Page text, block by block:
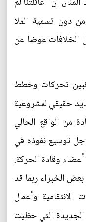
دون تسمية الملا
الخلافات عوضا عن
تحركات وخطط
حقيقي لمشروعية
من الواقع الحالي
توسيع نفوذه في
وقادة الحركة.
الخبراء ربما قد
الانتقامية وأعمال
الجديدة التي حظيت